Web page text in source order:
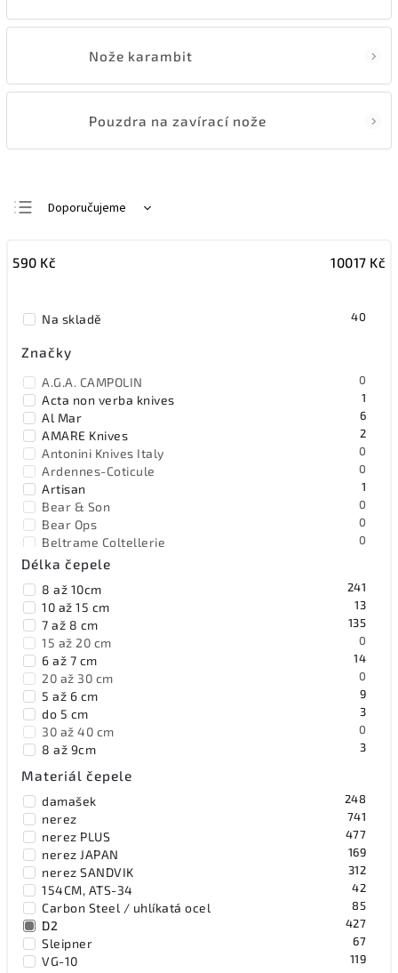
Nože karambit
Pouzdra na zavírací nože
Doporučujeme
Nejdražší
Abecedně
590 Kč 10017 Kč
Na skladě 40
Značky
A.G.A. CAMPOLIN 0
Acta non verba knives 1
Al Mar 6
AMARE Knives 2
Antonini Knives Italy 0
Ardennes-Coticule 0
Artisan 1
Bear & Son 0
Bear Ops 0
Beltrame Coltellerie 0
Benchmade
Bestech Knives 126
Black Fox Knives 8
Blackjack 0
Böker Solingen 42
Browning 19
Buck 10
BucknBear 2
Byrd 0
Camillus 0
Carry All 0
Civivi
Condor 0
CRKT 46
Damascus 0
Demko 2
Douk-Douk 0
EKA 0
Elk Ridge 0
EOS 0
Extrema Ratio 0
EZE-Lap 0
Délka čepele
8 až 10cm 241
10 až 15 cm 13
7 až 8 cm 135
15 až 20 cm 0
6 až 7 cm 14
20 až 30 cm 0
5 až 6 cm 9
do 5 cm 3
30 až 40 cm 0
8 až 9cm 3
11 cm
Materiál čepele
damašek 248
nerez 741
nerez PLUS 477
nerez JAPAN 169
nerez SANDVIK 312
154CM, ATS-34 42
Carbon Steel / uhlíkatá ocel 85
D2 427
Sleipner 67
VG-10 119